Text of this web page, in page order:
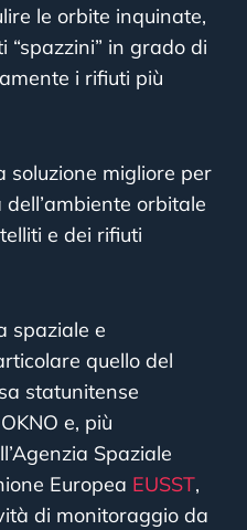
le orbite inquinate,
“spazzini” in grado di
i rifiuti più
soluzione migliore per
orbitale
e dei rifiuti
spaziale e
quello del
statunitense
e, più
Spaziale
Europea EUSST,
di monitoraggio da